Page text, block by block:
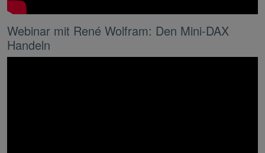
Webinar mit René Wolfram: Den Mini-DAX
Handeln